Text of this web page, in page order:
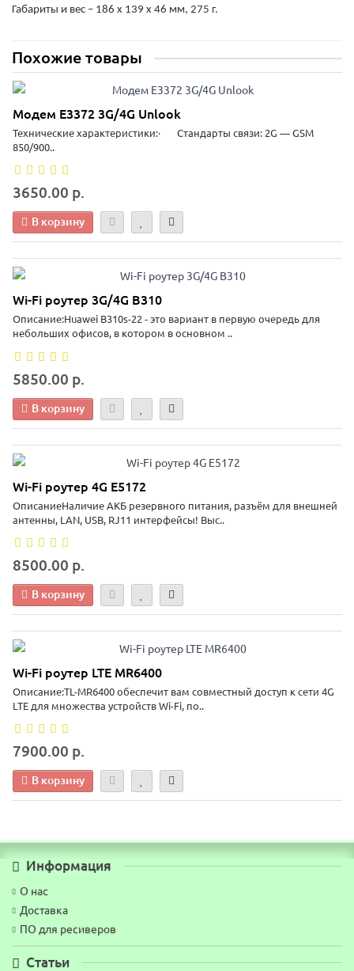
Габариты и вес – 186 x 139 x 46 мм, 275 г.
Похожие товары
Модем E3372 3G/4G Unlook
Технические характеристики:· Стандарты связи: 2G — GSM
850/900..
3650.00 р.
В корзину
Wi-Fi роутер 3G/4G B310
Описание:Huawei B310s-22 - это вариант в первую очередь для
небольших офисов, в котором в основном ..
5850.00 р.
В корзину
Wi-Fi роутер 4G E5172
ОписаниеНаличие АКБ резервного питания, разъём для внешней
антенны, LAN, USB, RJ11 интерфейсы! Выс..
8500.00 р.
В корзину
Wi-Fi роутер LTE MR6400
Описание:TL-MR6400 обеспечит вам совместный доступ к сети 4G
LTE для множества устройств Wi-Fi, по..
7900.00 р.
В корзину
Информация
О нас
Доставка
ПО для ресиверов
Статьи